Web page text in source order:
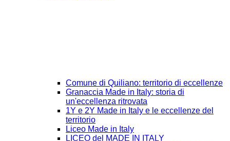
Comune di Quiliano: territorio di eccellenze
Granaccia Made in Italy: storia di
un'eccellenza ritrovata
1Y e 2Y Made in Italy e le eccellenze del
territorio
Liceo Made in Italy
LICEO del MADE IN ITALY